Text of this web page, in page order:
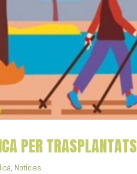
PER TRASPLANTATS
, Notícies